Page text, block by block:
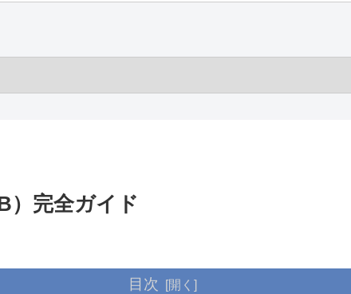
）完全ガイド
目次